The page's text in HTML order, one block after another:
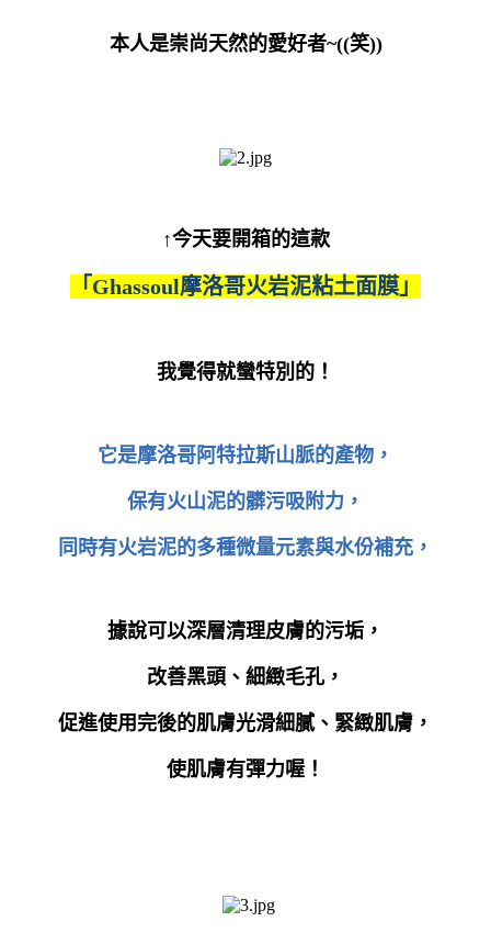
本人是崇尚天然的愛好者~((笑))
↑今天要開箱的這款
「 Ghassoul摩洛哥火岩泥粘土面膜」
我覺得就蠻特別的！
它是摩洛哥阿特拉斯山脈的產物，
保有火山泥的髒污吸附力，
同時有火岩泥的多種微量元素與水份補充，
據說可以深層清理皮膚的污垢，
改善黑頭、細緻毛孔，
促進使用完後的肌膚光滑細膩、緊緻肌膚，
使肌膚有彈力喔！